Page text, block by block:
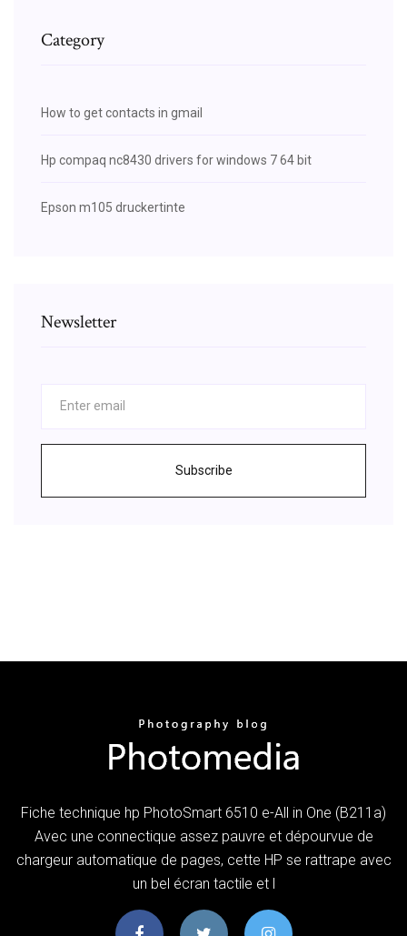
Category
How to get contacts in gmail
Hp compaq nc8430 drivers for windows 7 64 bit
Epson m105 druckertinte
Newsletter
Subscribe
Fiche technique hp PhotoSmart 6510 e-All in One (B211a)
Avec une connectique assez pauvre et dépourvue de
chargeur automatique de pages, cette HP se rattrape avec
un bel écran tactile et l